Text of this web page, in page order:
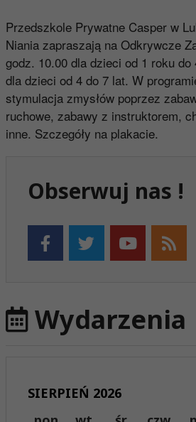
Przedszkole Prywatne Casper w
Niania zapraszają na Odkrywcze
godz. 10.00 dla dzieci od 1 roku
dla dzieci od 4 do 7 lat. W
stymulacja zmysłów poprzez
ruchowe, zabawy z instruktorem,
inne. Szczegóły na plakacie.
Obserwuj nas !
Wydarzenia
SIERPIEŃ 2026